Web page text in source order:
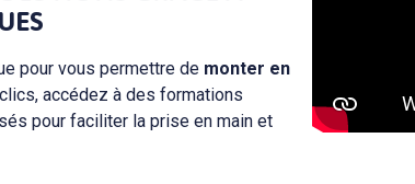
pour vous permettre de monter en
accédez à des formations
pour faciliter la prise en main et